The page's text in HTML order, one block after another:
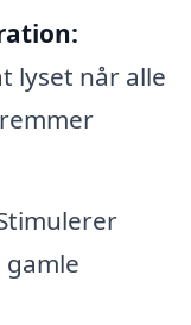
lyset når alle